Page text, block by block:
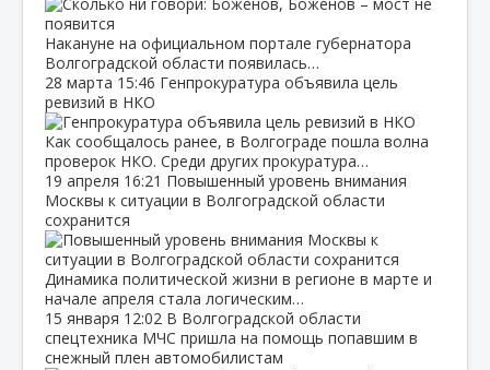
Накануне на официальном портале губернатора
Волгоградской области появилась…
28 марта 15:46 Генпрокуратура объявила цель
ревизий в НКО
Как сообщалось ранее, в Волгограде пошла волна
проверок НКО. Среди других прокуратура…
19 апреля 16:21 Повышенный уровень внимания
Москвы к ситуации в Волгоградской области
сохранится
Динамика политической жизни в регионе в марте и
начале апреля стала логическим…
15 января 12:02 В Волгоградской области
спецтехника МЧС пришла на помощь попавшим в
снежный плен автомобилистам